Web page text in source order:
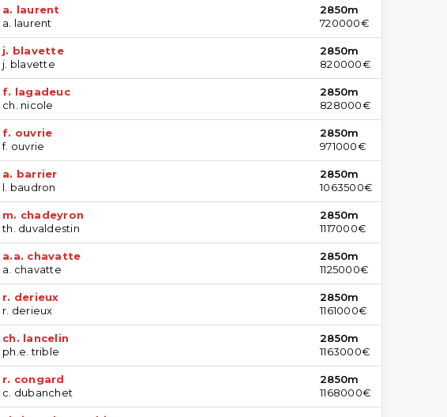
a. laurent
a. laurent
2850m
720000€
j. blavette
j. blavette
2850m
820000€
f. lagadeuc
ch. nicole
2850m
828000€
f. ouvrie
f. ouvrie
2850m
971000€
a. barrier
l. baudron
2850m
1063500€
m. chadeyron
th. duvaldestin
2850m
1117000€
a.a. chavatte
a. chavatte
2850m
1125000€
r. derieux
r. derieux
2850m
1161000€
ch. lancelin
ph.e. trible
2850m
1163000€
r. congard
c. dubanchet
2850m
1168000€